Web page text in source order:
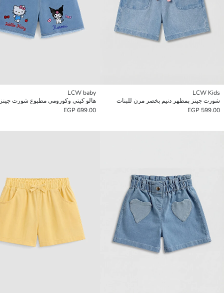
LCW Kids
شورت جينز بمظهر دنيم بخصر مرن للبنات
599.00 EGP
LCW baby
هالو كيتي وكورومي مطبوع شورت
699.00 EGP